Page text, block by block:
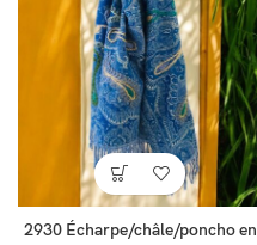
2930 Écharpe/châle/poncho en